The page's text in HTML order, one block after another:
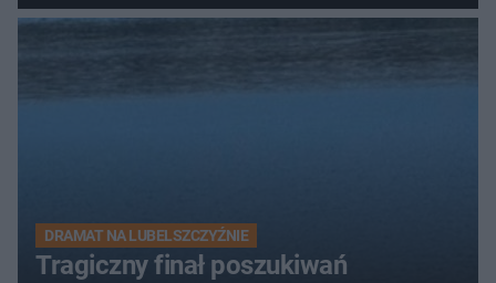
DRAMAT NA LUBELSZCZYŹNIE
Tragiczny finał poszukiwań